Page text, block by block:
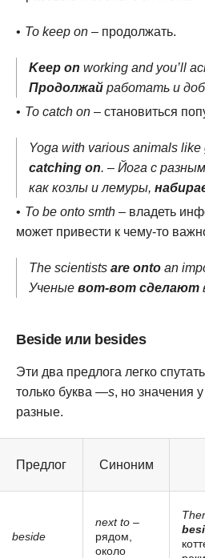
To keep on – продолжать.
Keep on working and you’ll
Продолжай работать и
To catch on – становиться
Yoga with various animals
catching on. – Йога с
как козлы и лемуры,
To be onto smth – владеть
может привести к чему-то
The scientists are onto an
Ученые вот-вот сделают
Beside или besides
Эти два предлога легко
только буква —s, но значения
разные.
Предлог Синоним
beside
next to –
рядом,
около